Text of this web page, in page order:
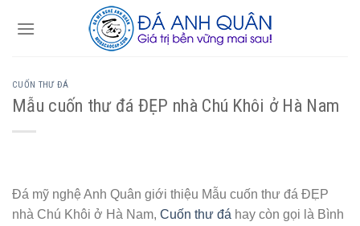
CUỐN THƯ ĐÁ
Mẫu cuốn thư đá ĐẸP nhà Chú Khôi ở Hà Nam
Đá mỹ nghệ Anh Quân giới thiệu Mẫu cuốn thư đá ĐẸP
nhà Chú Khôi ở Hà Nam, Cuốn thư đá hay còn gọi là Bình